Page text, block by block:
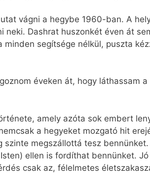
vágni a hegybe 1960-ban. A
Dashrat huszonkét éven át
segítsége nélkül, puszta
éveken át, hogy láthassam
amely azóta sok embert
a hegyeket mozgató hit
megszállottá tesz
ellen is fordíthat bennünket.
csak az, félelmetes